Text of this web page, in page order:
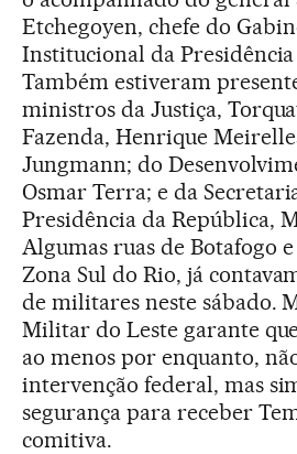
Etchegoyen, chefe do
Institucional da
Também estiveram
ministros da Justiça,
Fazenda, Henrique
Jungmann; do
Osmar Terra; e da
Presidência da República,
Algumas ruas de Botafogo
Zona Sul do Rio, já
de militares neste sábado.
Militar do Leste garante
ao menos por enquanto,
intervenção federal, mas
segurança para receber
comitiva.